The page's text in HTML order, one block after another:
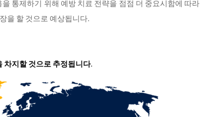
통제하기 위해 예방 치료 전략을 점점 더 중요시함에 따라
을 할 것으로 예상됩니다.
차지할 것으로 추정됩니다.